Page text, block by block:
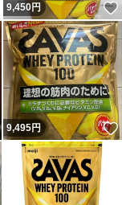
いいね！
9,450円
いいね！
9,495円